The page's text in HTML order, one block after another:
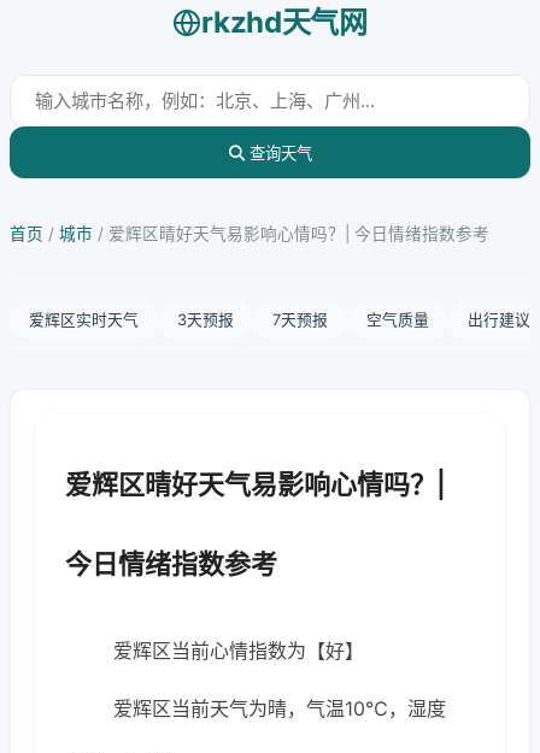
rkzhd天气网
查询天气
首页 / 城市 / 爱辉区晴好天气易影响心情吗？| 今日情绪指数参考
爱辉区实时天气 3天预报 7天预报 空气质量 出行建议
爱辉区晴好天气易影响心情吗？|
今日情绪指数参考
爱辉区当前心情指数为【好】
爱辉区当前天气为晴，气温10℃，湿度